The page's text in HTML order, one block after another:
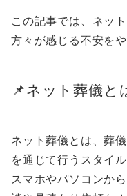
この記事では、ネッ
方々が感じる不安を
📌ネット葬儀と
ネット葬儀とは、葬
を通じて行うスタイル
スマホやパソコンか